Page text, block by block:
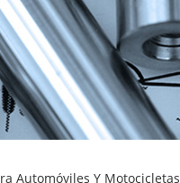
Automóviles Y Motocicletas